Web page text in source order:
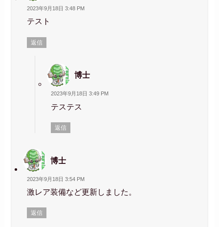
2023年9月18日 3:48 PM
テスト
返信
博士
2023年9月18日 3:49 PM
テステス
返信
博士
2023年9月18日 3:54 PM
激レア装備など更新しました。
返信